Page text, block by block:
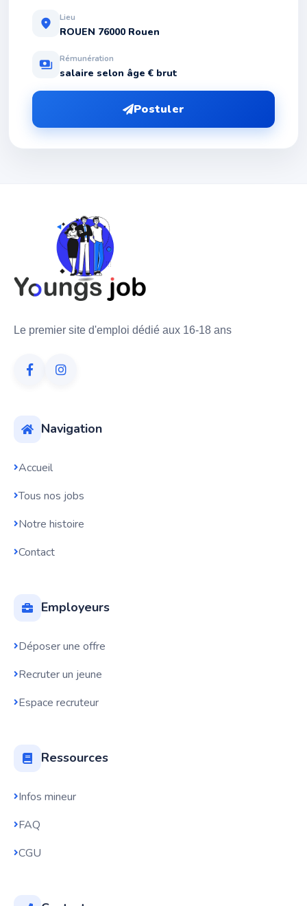
location_on Lieu
ROUEN 76000 Rouen
payments Rémunération
salaire selon âge € brut
Postuler
Le premier site d'emploi dédié aux 16-18 ans
Navigation
Accueil
Tous nos jobs
Notre histoire
Contact
Employeurs
Déposer une offre
Recruter un jeune
Espace recruteur
Ressources
Infos mineur
FAQ
CGU